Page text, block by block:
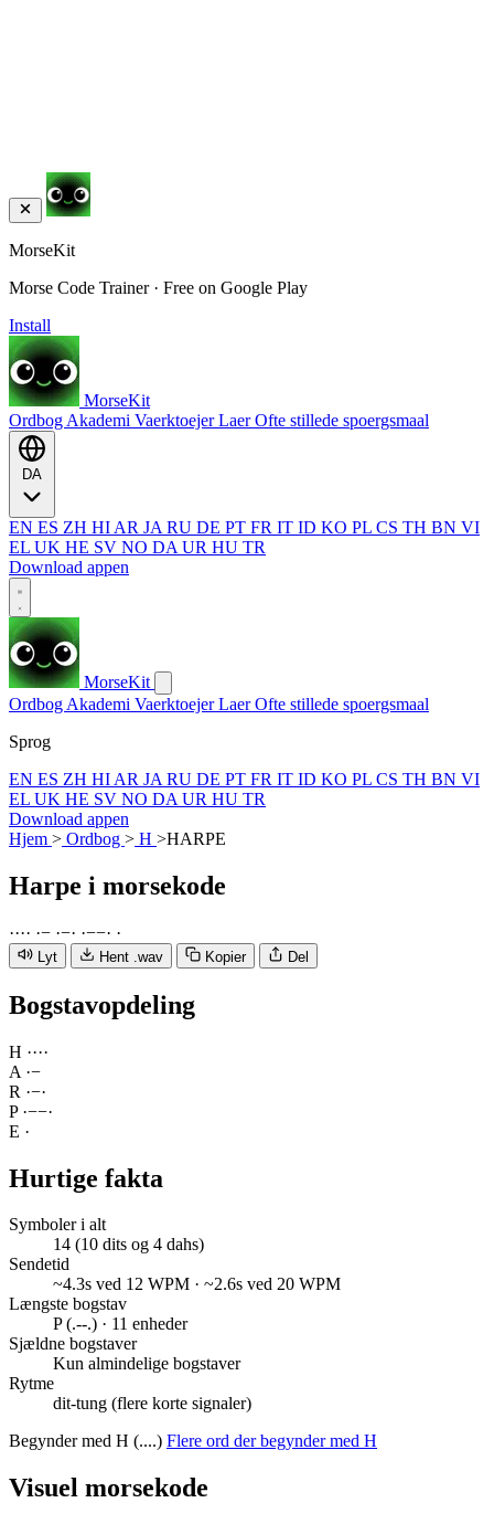
MorseKit
Morse Code Trainer · Free on Google Play
Install
MorseKit
Ordbog Akademi VaerktoejerLaerOfte stillede spoergsmaal
EN ES ZH HI AR JA RU DE PT FR IT ID KO PL CS TH BN VI
EL UK HE SV NO DA UR HU TR
Download appen
MorseKit
Ordbog Akademi VaerktoejerLaerOfte stillede spoergsmaal
Sprog
EN ES ZH HI AR JA RU DE PT FR IT ID KO PL CS TH BN VI
EL UK HE SV NO DA UR HU TR
Download appen
Hjem > Ordbog > H >HARPE
Harpe i morsekode
···· ·− ·−· ·−−· ·
Lyt Hent .wav Kopier Del
Bogstavopdeling
H ····
A ·−
R ·−·
P ·−−·
E ·
Hurtige fakta
Symboler i alt
14 (10 dits og 4 dahs)
Sendetid
~4.3s ved 12 WPM · ~2.6s ved 20 WPM
Længste bogstav
P (.--.) · 11 enheder
Sjældne bogstaver
Kun almindelige bogstaver
Rytme
dit-tung (flere korte signaler)
Begynder med H (....) Flere ord der begynder med H
Visuel morsekode